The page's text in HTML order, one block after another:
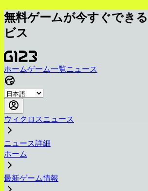
無料ゲームが今すぐでき
ビス
ホームゲーム一覧ニュース
ウィクロスニュース
ニュース詳細
ホーム
最新ゲーム情報